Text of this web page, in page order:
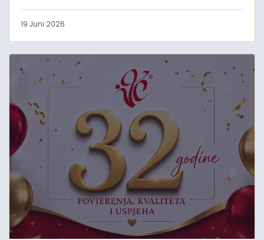
19 Juni 2026